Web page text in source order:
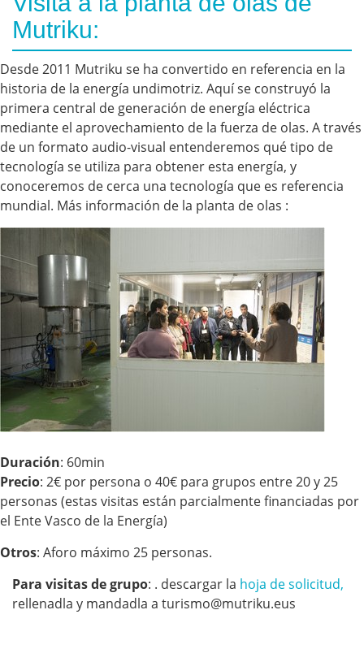
Mutriku:
Desde 2011 Mutriku se ha convertido en referencia en la
historia de la energía undimotriz. Aquí se construyó la
primera central de generación de energía eléctrica
mediante el aprovechamiento de la fuerza de olas. A través
de un formato audio-visual entenderemos qué tipo de
tecnología se utiliza para obtener esta energía, y
conoceremos de cerca una tecnología que es referencia
mundial. Más información de la planta de olas :
Duración: 60min
Precio: 2€ por persona o 40€ para grupos entre 20 y 25
personas (estas visitas están parcialmente financiadas por
el Ente Vasco de la Energía)
Otros: Aforo máximo 25 personas.
Para visitas de grupo: . descargar la hoja de solicitud,
rellenadla y mandadla a turismo@mutriku.eus